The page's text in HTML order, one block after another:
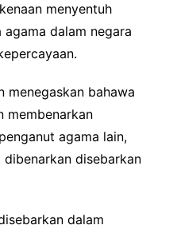
menyentuh
dalam negara
menegaskan bahawa
membenarkan
agama lain,
disebarkan
dalam